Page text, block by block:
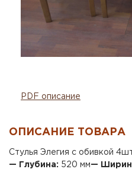
PDF описание
ОПИСАНИЕ ТОВАРА
Стулья Элегия с обивкой
— Глубина: 520 мм—